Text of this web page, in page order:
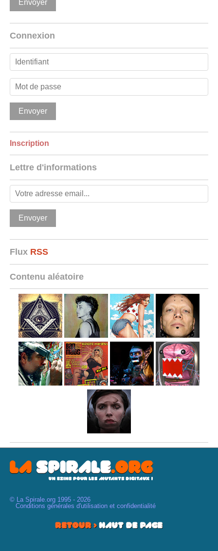
Connexion
Inscription
Lettre d'informations
Flux RSS
Contenu aléatoire
© La Spirale.org 1995 - 2026
Conditions générales d'utilisation et confidentialité